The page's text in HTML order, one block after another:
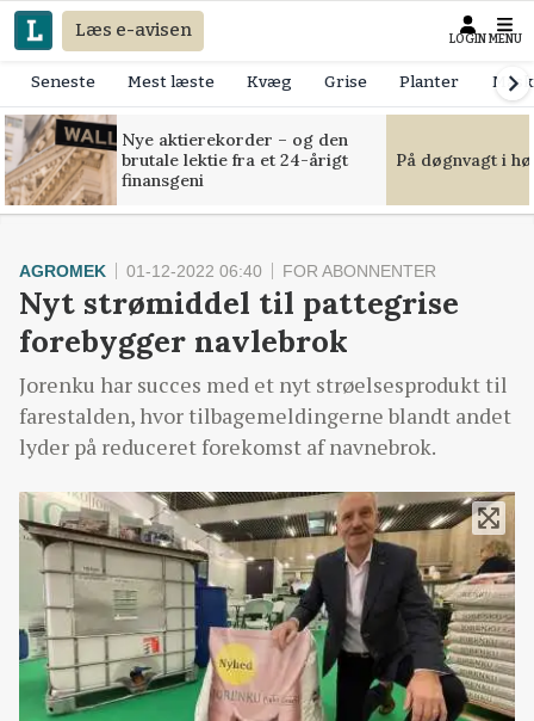
Læs e-avisen LOGIN MENU
Seneste Mest læste Kvæg Grise Planter
Nye aktierekorder – og den
brutale lektie fra et 24-årigt
finansgeni
På døgnvagt i
AGROMEK 01-12-2022 06:40 FOR ABONNENTER
Nyt strømiddel til pattegrise
forebygger navlebrok
Jorenku har succes med et nyt strøelsesprodukt til
farestalden, hvor tilbagemeldingerne blandt andet
lyder på reduceret forekomst af navnebrok.